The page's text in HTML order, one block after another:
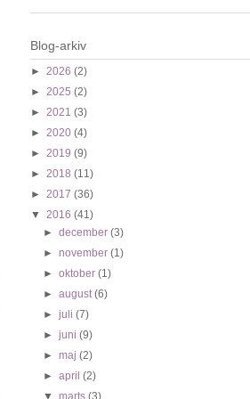
Blog-arkiv
► 2026 (2)
► 2025 (2)
► 2021 (3)
► 2020 (4)
► 2019 (9)
► 2018 (11)
► 2017 (36)
▼ 2016 (41)
►december(3)
►november(1)
►oktober(1)
►august(6)
►juli(7)
►juni(9)
►maj(2)
►april(2)
▼marts(3)